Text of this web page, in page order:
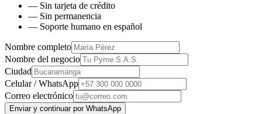
— Sin tarjeta de crédito
— Sin permanencia
— Soporte humano en español
Nombre completo
Nombre del negocio
Ciudad
Celular / WhatsApp
Correo electrónico
Enviar y continuar por WhatsApp